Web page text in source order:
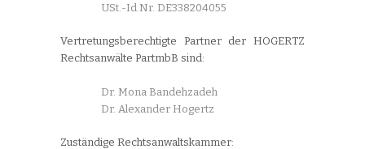
USt.-Id.Nr. DE338204055
Vertretungsberechtigte Partner der HOGERTZ
Rechtsanwälte PartmbB sind:
Dr. Mona Bandehzadeh
Dr. Alexander Hogertz
Zuständige Rechtsanwaltskammer: